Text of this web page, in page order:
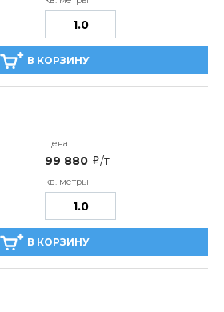
В КОРЗИНУ
99 880 i/т
В КОРЗИНУ